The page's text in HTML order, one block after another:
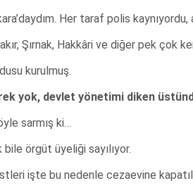
Her taraf polis kaynıyordu,
Şırnak, Hakkâri ve diğer pek çok
kurulmuş.
yok, devlet yönetimi diken
sarmış ki…
örgüt üyeliği sayılıyor.
işte bu nedenle cezaevine